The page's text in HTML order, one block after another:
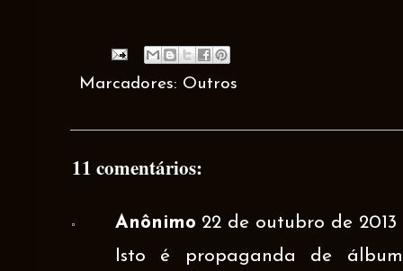
Marcadores: Outros
11 comentários:
Anônimo 22 de outubro de 2013
Isto é propaganda de